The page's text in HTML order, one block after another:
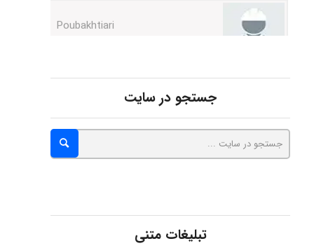
جستجو در سایت
تبلیغات متنی